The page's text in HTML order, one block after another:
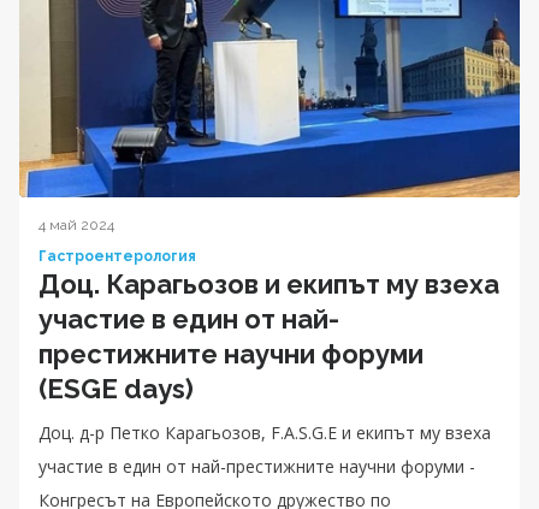
4 май 2024
Гастроентерология
Доц. Карагьозов и екипът му взеха
участие в един от най-
престижните научни форуми
(ESGE days)
Доц. д-р Петко Карагьозов, F.A.S.G.E и екипът му взеха
участие в един от най-престижните научни форуми -
Конгресът на Европейското дружество по